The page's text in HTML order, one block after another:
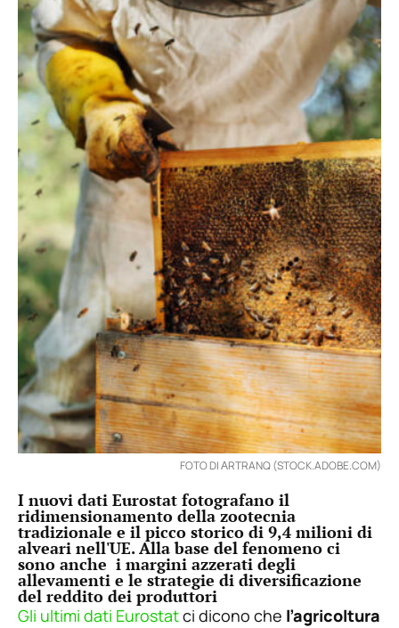
FOTO DI АRTRANQ (STOCK.ADOBE.COM)
I nuovi dati Eurostat fotografano il
ridimensionamento della zootecnia
tradizionale e il picco storico di 9,4 milioni di
alveari nell'UE. Alla base del fenomeno ci
sono anche i margini azzerati degli
allevamenti e le strategie di diversificazione
del reddito dei produttori
Gli ultimi dati Eurostatci dicono che l’agricoltura